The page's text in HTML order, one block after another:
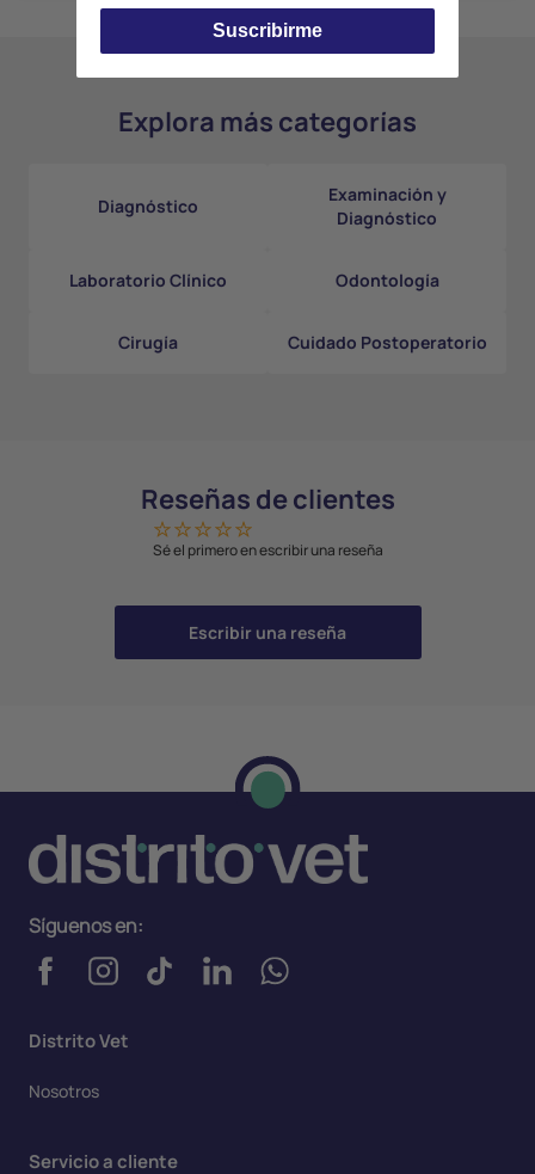
Explora más categorías
Diagnóstico
Examinación y
Diagnóstico
Laboratorio Clínico Odontología
Cirugía Cuidado Postoperatorio
Reseñas de clientes
Sé el primero en escribir una reseña
Escribir una reseña
Distrito Vet
Nosotros
Servicio a cliente
Síguenos en:
Suscribirme